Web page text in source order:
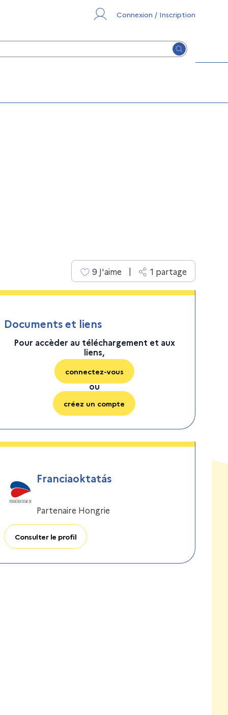
Connexion / Inscription
Lancer la
9 J'aime | 1 partage
Documents et liens
Pour accèder au téléchargement et aux
liens,
connectez-vous
ou
créez un compte
Franciaoktatás
Partenaire Hongrie
Consulter le profil